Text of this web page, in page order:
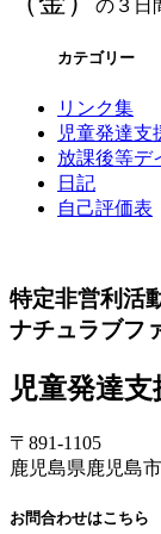
の３日
カテゴリー
リンク集
児童発達支
放課後等デ
日記
自己評価表
特定非営利活
ナチュラブフ
児童発達
〒891-1105
鹿児島県鹿児島
お問合わせはこちら